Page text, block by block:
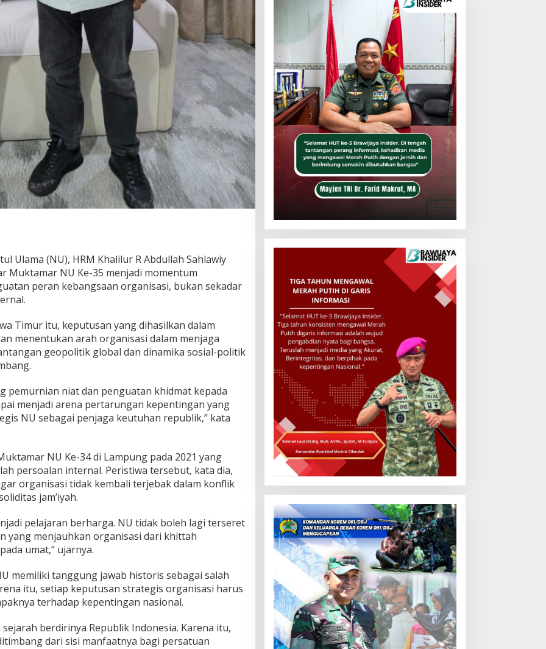
Ulama (NU), HRM Khalilur R Abdullah Sahlawiy
Muktamar NU Ke-35 menjadi momentum
peran kebangsaan organisasi, bukan sekadar
Timur itu, keputusan yang dihasilkan dalam
menentukan arah organisasi dalam menjaga
geopolitik global dan dinamika sosial-politik
pemurnian niat dan penguatan khidmat kepada
menjadi arena pertarungan kepentingan yang
NU sebagai penjaga keutuhan republik,” kata
NU Ke-34 di Lampung pada 2021 yang
persoalan internal. Peristiwa tersebut, kata dia,
organisasi tidak kembali terjebak dalam konflik
jam’iyah.
pelajaran berharga. NU tidak boleh lagi terseret
yang menjauhkan organisasi dari khittah
umat,” ujarnya.
memiliki tanggung jawab historis sebagai salah
itu, setiap keputusan strategis organisasi harus
terhadap kepentingan nasional.
berdirinya Republik Indonesia. Karena itu,
dari sisi manfaatnya bagi persatuan